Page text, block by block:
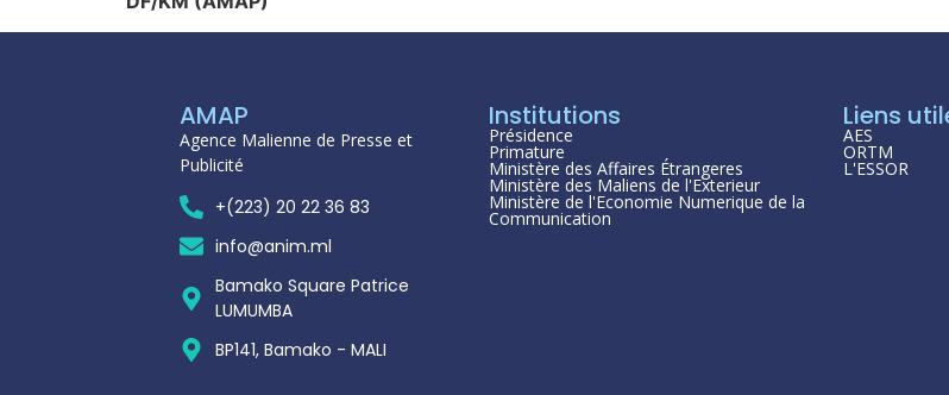
AMAP
Agence Malienne de Presse et
Publicité
+(223) 20 22 36 83
info@anim.ml
Bamako Square Patrice
LUMUMBA
BP141, Bamako - MALI
Institutions
Présidence
Primature
Ministère des Affaires Étrangeres
Ministère des Maliens de l'Exterieur
Ministère de l'Economie Numerique de la
Communication
Liens
AES
ORTM
L'ESSOR